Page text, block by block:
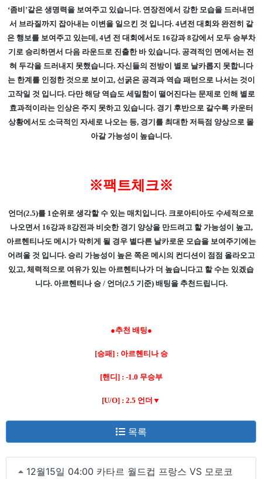
‘좀비’같은 생명력을 보여주고 있습니다. 연장전에서 강한 모습을 드러내면
서 브라질까지 잡아내는 이변을 일으킨 것 입니다. 4년전 대회와 완전히 같
은 행보를 보여주고 있는데, 4년 전 대회에서도 16강과 8강에서 모두 승부차
기로 승리하면서 다음 라운드로 진출한 바 있습니다. 공격적인 면에서는 전
혀 두각을 드러내지 못했습니다. 자신들의 전방이 별로 날카롭지 못합니다
는 한계를 인정한 것으로 보이고, 선굵은 공격과 역습 패턴으로 나서는 것이
고작일 것 입니다. 다만 해당 역습도 세밀함이 떨어진다는 문제로 인해 별로
효과적이라는 인상은 주지 못하고 있습니다. 경기 후반으로 갈수록 카운터
상황에서도 소극적인 자세로 나오는 등, 경기를 최대한 저득점 양상으로 몰
아갈 가능성이 높습니다.
※팩트체크※
언더(2.5)를 1순위로 생각할 수 있는 매치입니다. 크로아티아도 수세적으로
나오면서 16강과 8강전과 비슷한 경기 양상을 만드려고 할 가능성이 높고,
아르헨티나도 메시가 막히게 될 경우 별다른 날카로운 모습을 보여주기에는
어려울 것 입니다. 승리 가능성이 높은 쪽은 메시의 컨디션이 점점 올라오고
있고, 체력적으로 여유가 있는 아르헨티나가 더 높습니다고 할 수는 있겠습
니다. 아르헨티나 승 / 언더(2.5 기준) 배팅을 추천드립니다.
●추천 배팅●
[승패] : 아르헨티나 승
[핸디] : -1.0 무승부
[U/O] : 2.5 언더▼
목록
12월15일 04:00 카타르 월드컵 프랑스 VS 모로코